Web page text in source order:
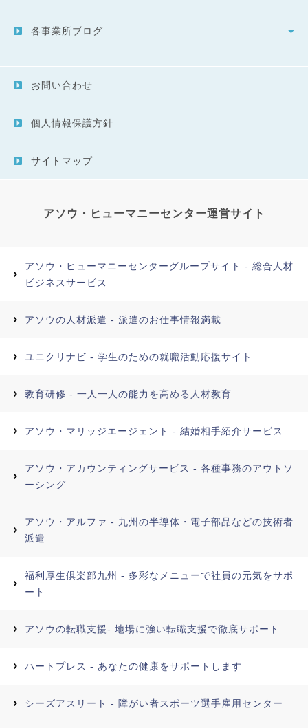
各事業所ブログ
お問い合わせ
個人情報保護方針
サイトマップ
アソウ・ヒューマニーセンター運営サイト
アソウ・ヒューマニーセンターグループサイト - 総合人材
ビジネスサービス
アソウの人材派遣 - 派遣のお仕事情報満載
ユニクリナビ - 学生のための就職活動応援サイト
教育研修 - 一人一人の能力を高める人材教育
アソウ・マリッジエージェント - 結婚相手紹介サービス
アソウ・アカウンティングサービス - 各種事務のアウトソ
ーシング
アソウ・アルファ - 九州の半導体・電子部品などの技術者
派遣
福利厚生倶楽部九州 - 多彩なメニューで社員の元気をサポ
ート
アソウの転職支援- 地場に強い転職支援で徹底サポート
ハートプレス - あなたの健康をサポートします
シーズアスリート - 障がい者スポーツ選手雇用センター